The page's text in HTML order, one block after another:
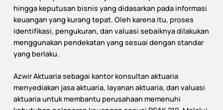
hingga keputusan bisnis yang didasarkan pada informasi
keuangan yang kurang tepat. Oleh karena itu, proses
identifikasi, pengukuran, dan valuasi sebaiknya dilakukan
menggunakan pendekatan yang sesuai dengan standar
yang berlaku.
Azwir Aktuaria sebagai kantor konsultan aktuaria
menyediakan jasa aktuaria, layanan aktuaria, dan valuasi
aktuaria untuk membantu perusahaan memenuhi